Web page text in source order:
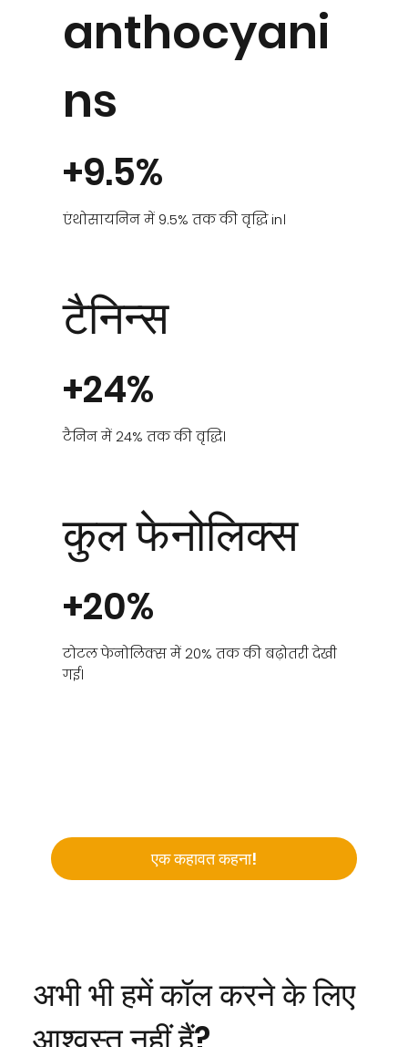
anthocyani
ns
+9.5%
एंथोसायनिन में 9.5% तक की वृद्धि in।
टैनिन्स
+24%
टैनिन में 24% तक की वृद्धि।
कुल फेनोलिक्स
+20%
टोटल फेनोलिक्स में 20% तक की बढ़ोतरी देखी
गई।
एक कहावत कहना!
अभी भी हमें कॉल करने के लिए